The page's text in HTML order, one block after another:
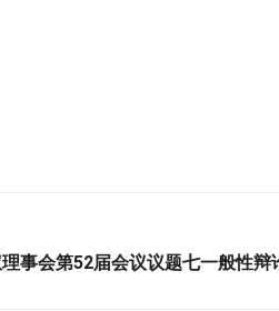
事会第52届会议议题七一般性辩